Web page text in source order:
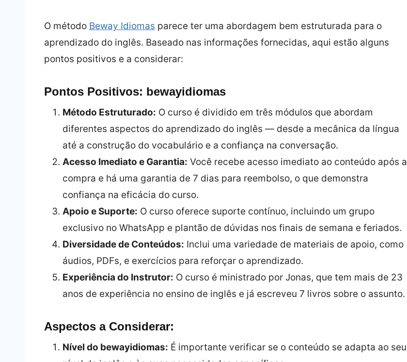
O método Beway Idiomas parece ter uma abordagem bem estruturada para o
aprendizado do inglês. Baseado nas informações fornecidas, aqui estão alguns
pontos positivos e a considerar:
Pontos Positivos: bewayidiomas
Método Estruturado: O curso é dividido em três módulos que abordam
diferentes aspectos do aprendizado do inglês — desde a mecânica da língua
até a construção do vocabulário e a confiança na conversação.
Acesso Imediato e Garantia: Você recebe acesso imediato ao conteúdo após a
compra e há uma garantia de 7 dias para reembolso, o que demonstra
confiança na eficácia do curso.
Apoio e Suporte: O curso oferece suporte contínuo, incluindo um grupo
exclusivo no WhatsApp e plantão de dúvidas nos finais de semana e feriados.
Diversidade de Conteúdos: Inclui uma variedade de materiais de apoio, como
áudios, PDFs, e exercícios para reforçar o aprendizado.
Experiência do Instrutor: O curso é ministrado por Jonas, que tem mais de 23
anos de experiência no ensino de inglês e já escreveu 7 livros sobre o assunto.
Aspectos a Considerar:
Nível do bewayidiomas: É importante verificar se o conteúdo se adapta ao seu